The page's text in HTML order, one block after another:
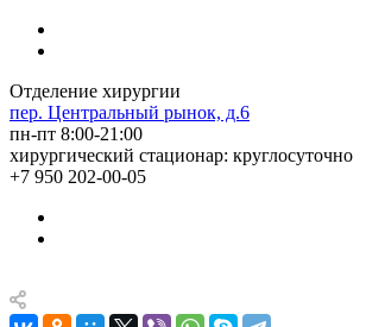
Отделение хирургии
пер. Центральный рынок, д.6
пн-пт 8:00-21:00
хирургический стационар: круглосуточно
+7 950 202-00-05